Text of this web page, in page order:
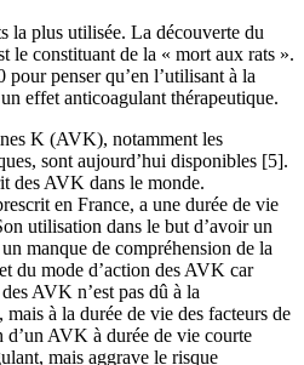
la plus utilisée. La découverte du
le constituant de la « mort aux rats ».
penser qu’en l’utilisant à la
effet anticoagulant thérapeutique.
K (AVK), notamment les
sont aujourd’hui disponibles [5].
des AVK dans le monde.
en France, a une durée de vie
utilisation dans le but d’avoir un
manque de compréhension de la
du mode d’action des AVK car
AVK n’est pas dû à la
à la durée de vie des facteurs de
AVK à durée de vie courte
mais aggrave le risque